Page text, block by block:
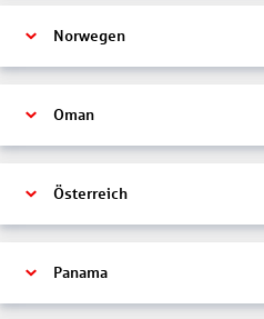
Norwegen
Oman
Österreich
Panama